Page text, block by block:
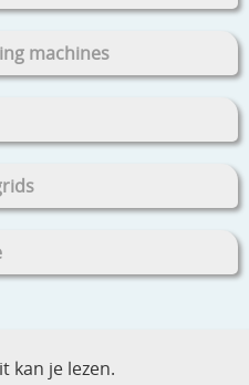
machines
kan je lezen.